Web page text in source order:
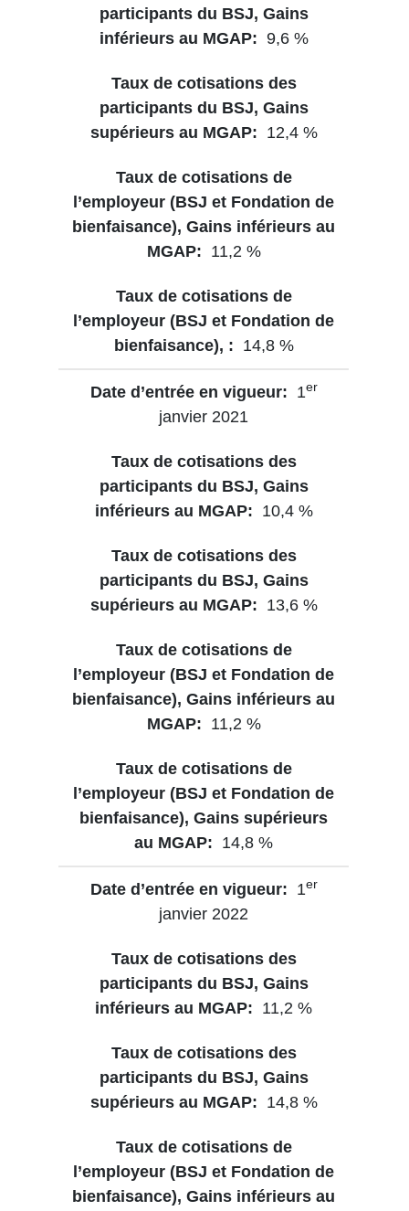
9,6 %
12,4 %
11,2 %
14,8 %
1er
janvier 2021
10,4 %
13,6 %
11,2 %
14,8 %
1er
janvier 2022
11,2 %
14,8 %